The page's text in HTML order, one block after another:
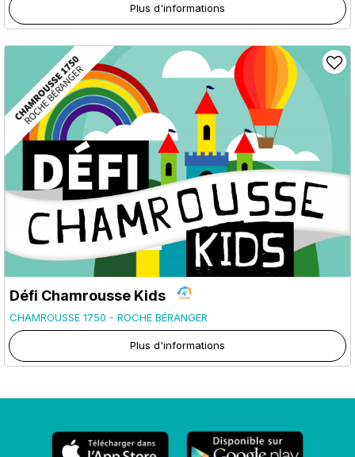
Plus d'informations
Défi Chamrousse Kids
CHAMROUSSE 1750 - ROCHE BÉRANGER
Plus d'informations